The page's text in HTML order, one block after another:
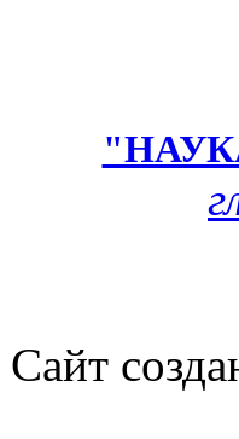
Сайт